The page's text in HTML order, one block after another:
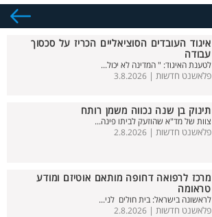
איגוד העובדים הסוציאליים הכריז על סכסוך
עבודה
לטענת האיגוד: " המדינה לא יכול...
פלאשנט חדשות | 3.8.2026
תינוק בן שנה נכווה משמן רותח
צוות של מד"א שהוזעק לביתו פינה...
פלאשנט חדשות | 2.8.2026
מרכז לרפואה דחופה מותאם אוטיזם ומודע
טראומה
לראשונה בישראל: בית חולים לני...
פלאשנט חדשות | 2.8.2026